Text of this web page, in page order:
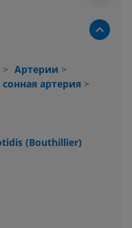
> Артерии >
артерия >
(Bouthillier)